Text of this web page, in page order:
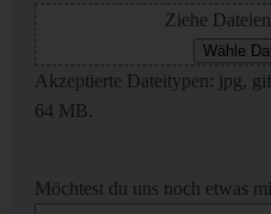
Ziehe
Wähle
Akzeptierte Dateitypen: jpg,
64 MB.
Möchtest du uns noch etwas